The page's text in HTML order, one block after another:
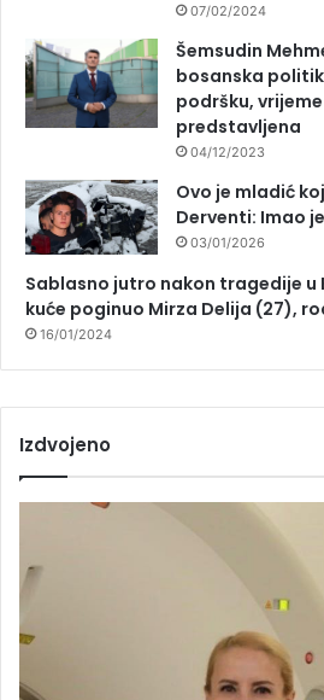
07/02/2024
Šemsudin
bosanska
podršku,
predstavljena
04/12/2023
Ovo je mladić
Derventi: Imao
03/01/2026
Sablasno jutro nakon tragedije u
kuće poginuo Mirza Delija (27),
16/01/2024
Izdvojeno